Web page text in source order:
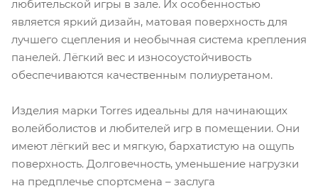
любительской игры в зале. Их особенностью
является яркий дизайн, матовая поверхность для
лучшего сцепления и необычная система крепления
панелей. Лёгкий вес и износоустойчивость
обеспечиваются качественным полиуретаном.
Изделия марки Torres идеальны для начинающих
волейболистов и любителей игр в помещении. Они
имеют лёгкий вес и мягкую, бархатистую на ощупь
поверхность. Долговечность, уменьшение нагрузки
на предплечье спортсмена – заслуга